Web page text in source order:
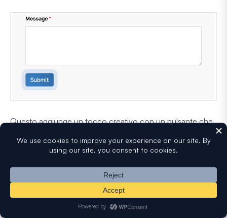
Questo aggiunge un tocco creativo con un pulsante che
Lo stile è un aspetto che influenza i clic sul pulsante di
invio. Il secondo componente importante è il testo del